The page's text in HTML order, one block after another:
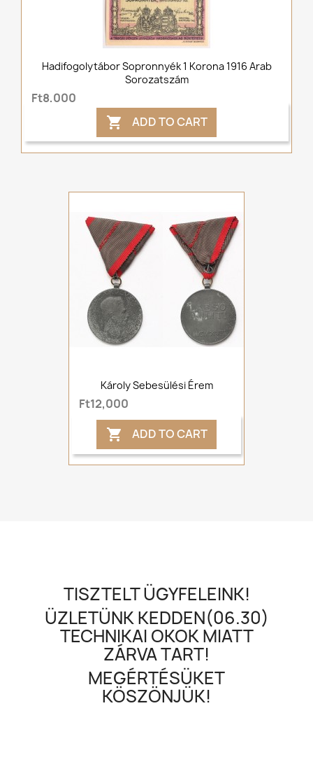
Hadifogolytábor Sopronnyék 1 Korona 1916 Arab
Sorozatszám
Ft8,000
 ADD TO CART
Károly Sebesülési Érem
Ft12,000
 ADD TO CART
TISZTELT ÜGYFELEINK!
ÜZLETÜNK KEDDEN(06.30)
TECHNIKAI OKOK MIATT
ZÁRVA TART!
MEGÉRTÉSÜKET
KÖSZÖNJÜK!